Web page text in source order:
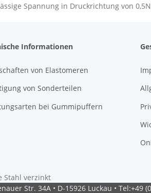
Spannung in Druckrichtung von
Informationen
von Elastomeren
von Sonderteilen
bei Gummipuffern
Stahl verzinkt
Str. 34A • D-15926 Luckau • Tel:+49